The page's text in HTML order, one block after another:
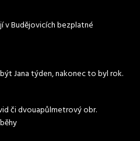
v Budějovicích bezplatné
Jana týden, nakonec to byl rok.
či dvouapůlmetrový obr.